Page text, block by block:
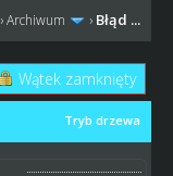
›Archiwum › Błąd ...
Wątek zamknięty
Tryb drzewa